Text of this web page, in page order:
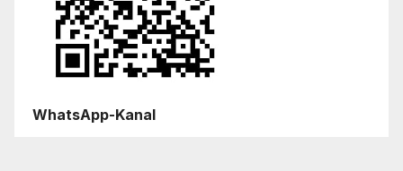
WhatsApp-Kanal